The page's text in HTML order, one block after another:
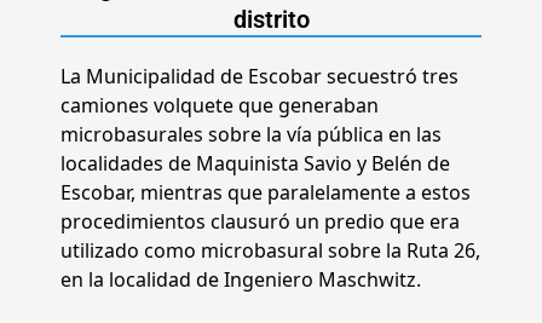
distrito
La Municipalidad de Escobar secuestró tres
camiones volquete que generaban
microbasurales sobre la vía pública en las
localidades de Maquinista Savio y Belén de
Escobar, mientras que paralelamente a estos
procedimientos clausuró un predio que era
utilizado como microbasural sobre la Ruta 26,
en la localidad de Ingeniero Maschwitz.